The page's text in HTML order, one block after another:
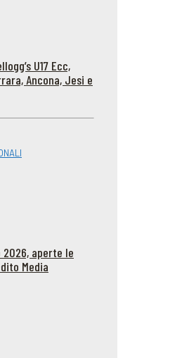
U17 Ecc,
Ancona, Jesi e
2026, aperte le
Media